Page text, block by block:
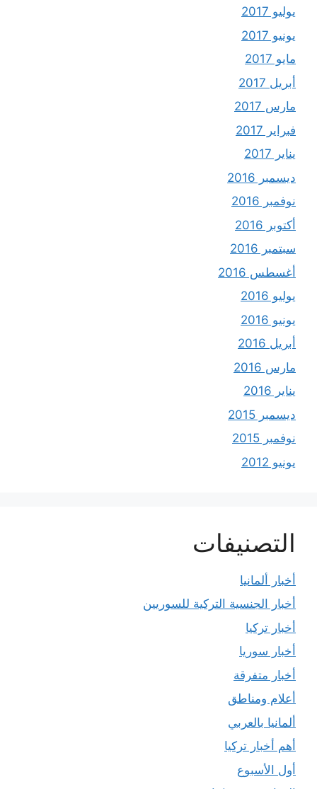
يوليو 2017
يونيو 2017
مايو 2017
أبريل 2017
مارس 2017
فبراير 2017
يناير 2017
ديسمبر 2016
نوفمبر 2016
أكتوبر 2016
سبتمبر 2016
أغسطس 2016
يوليو 2016
يونيو 2016
أبريل 2016
مارس 2016
يناير 2016
ديسمبر 2015
نوفمبر 2015
يونيو 2012
التصنيفات
أخبار ألمانيا
أخبار الجنسية التركية للسوريين
أخبار تركيا
أخبار سوريا
أخبار متفرقة
أعلام ومناطق
ألمانيا بالعربي
أهم أخبار تركيا
أول الأسبوع